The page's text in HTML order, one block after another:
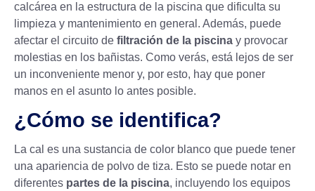
calcárea en la estructura de la piscina que dificulta su
limpieza y mantenimiento en general. Además, puede
afectar el circuito de filtración de la piscina y provocar
molestias en los bañistas. Como verás, está lejos de ser
un inconveniente menor y, por esto, hay que poner
manos en el asunto lo antes posible.
¿Cómo se identifica?
La cal es una sustancia de color blanco que puede tener
una apariencia de polvo de tiza. Esto se puede notar en
diferentes partes de la piscina, incluyendo los equipos